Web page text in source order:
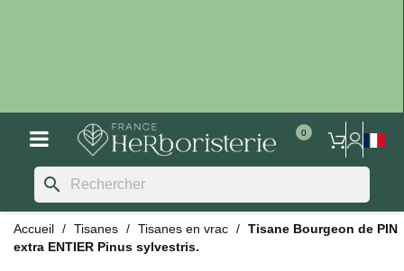
search
Accueil Tisanes Tisanes en vrac
Tisane Bourgeon de PIN
extra ENTIER Pinus sylvestris.